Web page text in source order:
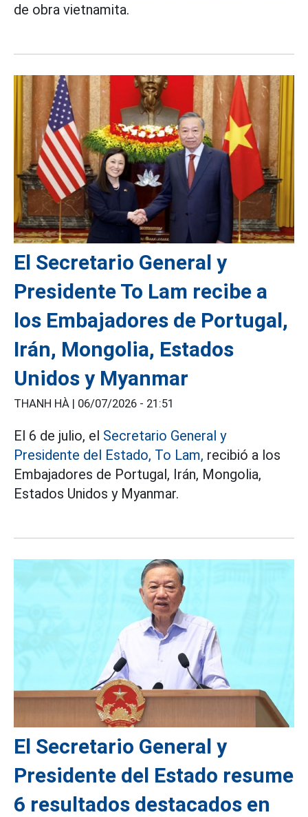
de obra vietnamita.
El Secretario General y
Presidente To Lam recibe a
los Embajadores de Portugal,
Irán, Mongolia, Estados
Unidos y Myanmar
THANH HÀ | 06/07/2026 - 21:51
El 6 de julio, el Secretario General y
Presidente del Estado, To Lam, recibió a los
Embajadores de Portugal, Irán, Mongolia,
Estados Unidos y Myanmar.
El Secretario General y
Presidente del Estado resume
6 resultados destacados en